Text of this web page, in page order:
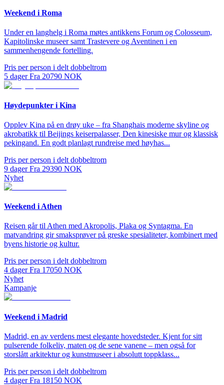
Weekend i Roma
Under en langhelg i Roma møtes antikkens Forum og Colosseum,
Kapitolinske museer samt Trastevere og Aventinen i en
sammenhengende fortelling.
Pris per person i delt dobbeltrom
5 dager Fra 20790 NOK
Høydepunkter i Kina
Opplev Kina på en drøy uke – fra Shanghais moderne skyline og
akrobatikk til Beijings keiserpalasser, Den kinesiske mur og klassisk
pekingand. En godt planlagt rundreise med høyhas...
Pris per person i delt dobbeltrom
9 dager Fra 29390 NOK
Nyhet
Weekend i Athen
Reisen går til Athen med Akropolis, Plaka og Syntagma. En
matvandring gir smaksprøver på greske spesialiteter, kombinert med
byens historie og kultur.
Pris per person i delt dobbeltrom
4 dager Fra 17050 NOK
Nyhet
Kampanje
Weekend i Madrid
Madrid, en av verdens mest elegante hovedsteder. Kjent for sitt
pulserende folkeliv, maten og de sene vanene – men også for
storslått arkitektur og kunstmuseer i absolutt toppklass...
Pris per person i delt dobbeltrom
4 dager Fra 18150 NOK